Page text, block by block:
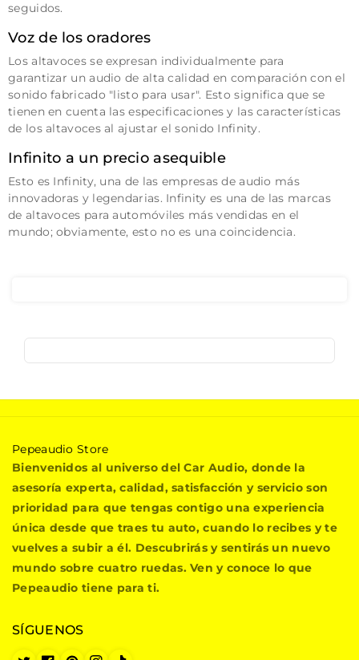
seguidos.
Voz de los oradores
Los altavoces se expresan individualmente para
garantizar un audio de alta calidad en comparación con el
sonido fabricado "listo para usar". Esto significa que se
tienen en cuenta las especificaciones y las características
de los altavoces al ajustar el sonido Infinity.
Infinito a un precio asequible
Esto es Infinity, una de las empresas de audio más
innovadoras y legendarias. Infinity es una de las marcas
de altavoces para automóviles más vendidas en el
mundo; obviamente, esto no es una coincidencia.
P
e
p
a
u
d
i
o
o
Pepeaudio Store
Bienvenidos al universo del Car Audio, donde la
asesoría experta, calidad, satisfacción y servicio son
prioridad para que tengas contigo una experiencia
única desde que traes tu auto, cuando lo recibes y te
vuelves a subir a él. Descubrirás y sentirás un nuevo
mundo sobre cuatro ruedas. Ven y conoce lo que
Pepeaudio tiene para ti.
SÍGUENOS